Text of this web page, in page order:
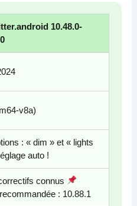
10.48.0-
v8a)
: « dim » et « lights
auto !
connus
: 10.88.1